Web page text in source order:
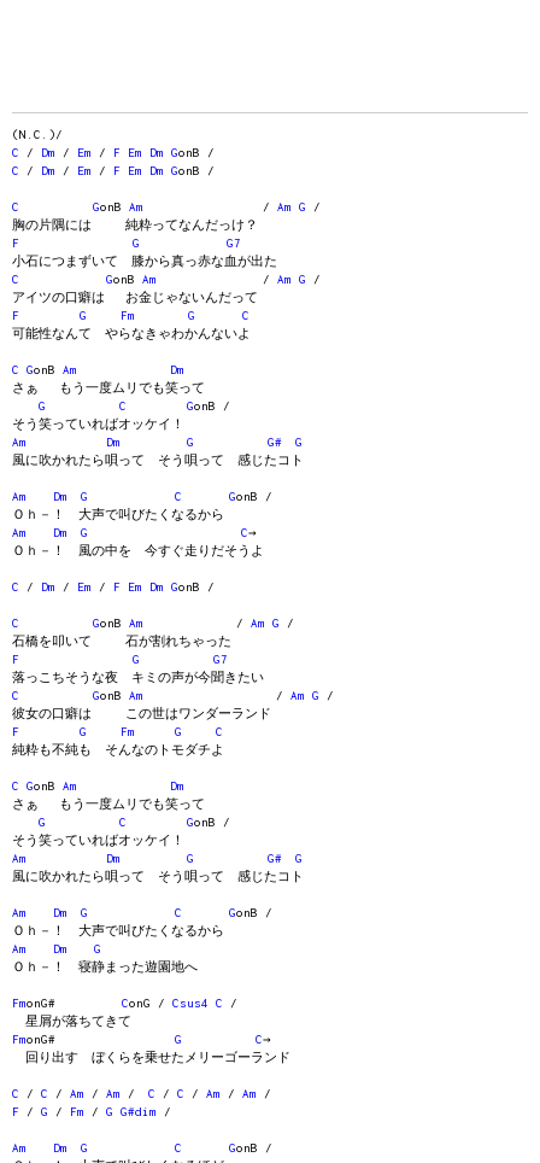
(N.C.)/
C / Dm / Em / F Em Dm GonB /
C / Dm / Em / F Em Dm GonB /
C GonB Am / Am G /
胸の片隅には 純粋ってなんだっけ？
F
G
G7
小石につまずいて 膝から真っ赤な血が出た
C
GonB Am / Am G /
アイツの口癖は お金じゃないんだって
F
G Fm G
C
可能性なんて やらなきゃわかんないよ
C GonB Am
Dm
さぁ もう一度ムリでも笑って
G
C GonB /
そう笑っていればオッケイ！
Am
Dm G G#
G
風に吹かれたら唄って そう唄って 感じたコト
Am Dm G C GonB /
Ｏｈ－！ 大声で叫びたくなるから
Am
Dm G C→
Ｏｈ－！ 風の中を 今すぐ走りだそうよ
C / Dm / Em / F Em Dm GonB /
C GonB Am / Am G /
石橋を叩いて 石が割れちゃった
F
G
G7
落っこちそうな夜 キミの声が今聞きたい
C
GonB Am / Am G /
彼女の口癖は この世はワンダーランド
F
G Fm G
C
純粋も不純も そんなのトモダチよ
C GonB Am
Dm
さぁ もう一度ムリでも笑って
G
C GonB /
そう笑っていればオッケイ！
Am
Dm G G#
G
風に吹かれたら唄って そう唄って 感じたコト
Am Dm G C GonB /
Ｏｈ－！ 大声で叫びたくなるから
Am
Dm
G
Ｏｈ－！ 寝静まった遊園地へ
FmonG# ConG / Csus4 C /
星屑が落ちてきて
FmonG# G C→
回り出す ぼくらを乗せたメリーゴーランド
C / C / Am / Am / C / C / Am / Am /
F / G / Fm / G G#dim /
Am Dm G C GonB /